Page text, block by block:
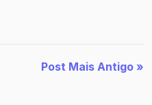
Post Mais Antigo »